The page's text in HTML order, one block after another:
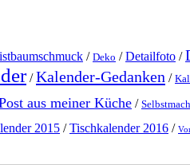
/ Deko /Detailfoto /
/Kalender-Gedanken /
aus meiner Küche /
2015 /Tischkalender 2016 /